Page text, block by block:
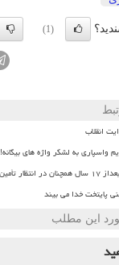
(1)
انقلاب
واسپاری به لشکر واژه های بیگانه!
پایتخت خدا می بیند
این مطلب